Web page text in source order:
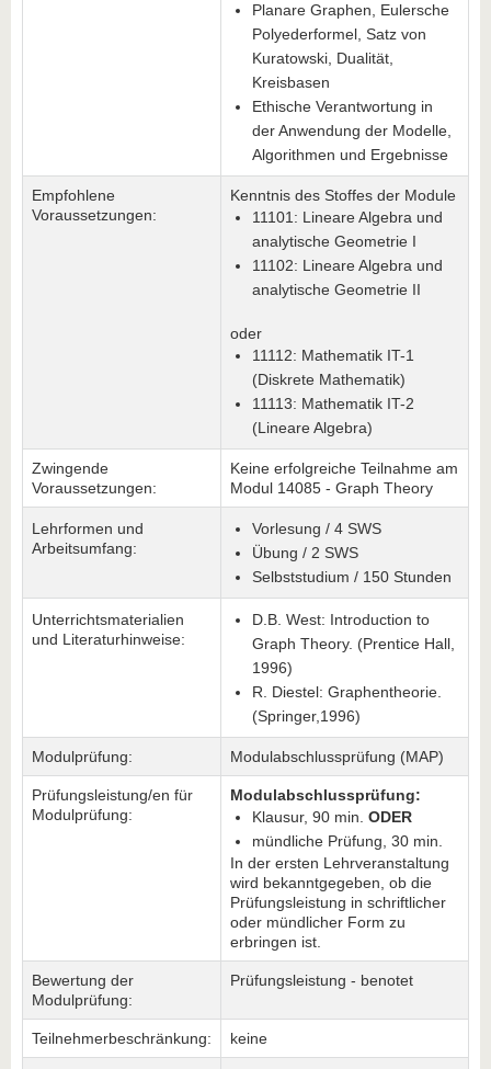
Planare Graphen, Eulersche
Polyederformel, Satz von
Kuratowski, Dualität,
Kreisbasen
Ethische Verantwortung in
der Anwendung der Modelle,
Algorithmen und Ergebnisse
Empfohlene
Voraussetzungen:
Kenntnis des Stoffes der Module
11101: Lineare Algebra und
analytische Geometrie I
11102: Lineare Algebra und
analytische Geometrie II
oder
11112: Mathematik IT-1
(Diskrete Mathematik)
11113: Mathematik IT-2
(Lineare Algebra)
Zwingende
Voraussetzungen:
Keine erfolgreiche Teilnahme am
Modul 14085 - Graph Theory
Lehrformen und
Arbeitsumfang:
Vorlesung / 4 SWS
Übung / 2 SWS
Selbststudium / 150 Stunden
Unterrichtsmaterialien
und Literaturhinweise:
D.B. West: Introduction to
Graph Theory. (Prentice Hall,
1996)
R. Diestel: Graphentheorie.
(Springer,1996)
Modulprüfung: Modulabschlussprüfung (MAP)
Prüfungsleistung/en für
Modulprüfung:
Modulabschlussprüfung:
Klausur, 90 min. ODER
mündliche Prüfung, 30 min.
In der ersten Lehrveranstaltung
wird bekanntgegeben, ob die
Prüfungsleistung in schriftlicher
oder mündlicher Form zu
erbringen ist.
Bewertung der
Modulprüfung:
Prüfungsleistung - benotet
Teilnehmerbeschränkung: keine